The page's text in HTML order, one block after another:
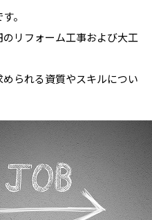
。
リフォーム工事および大工
られる資質やスキルについ